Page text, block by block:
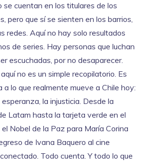
se cuentan en los titulares de los
pero que sí se sienten en los barrios,
redes. Aquí no hay solo resultados
de series. Hay personas que luchan
escuchadas, por no desaparecer.
no es un simple recopilatorio. Es
lo que realmente mueve a Chile hoy:
la injusticia. Desde la
Latam hasta la tarjeta verde en el
Nobel de la Paz para María Corina
de Ivana Baquero al cine
Todo cuenta. Y todo lo que